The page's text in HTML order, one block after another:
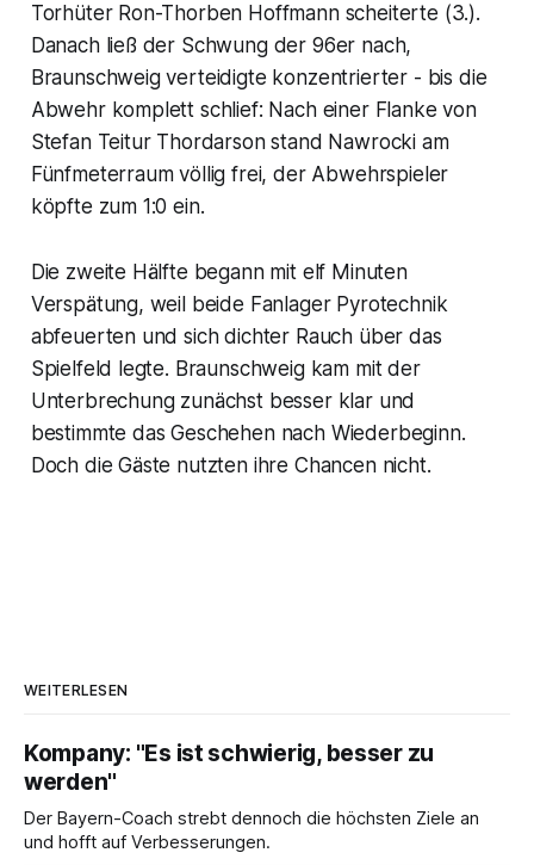
Torhüter Ron-Thorben Hoffmann scheiterte (3.).
Danach ließ der Schwung der 96er nach,
Braunschweig verteidigte konzentrierter - bis die
Abwehr komplett schlief: Nach einer Flanke von
Stefan Teitur Thordarson stand Nawrocki am
Fünfmeterraum völlig frei, der Abwehrspieler
köpfte zum 1:0 ein.
Die zweite Hälfte begann mit elf Minuten
Verspätung, weil beide Fanlager Pyrotechnik
abfeuerten und sich dichter Rauch über das
Spielfeld legte. Braunschweig kam mit der
Unterbrechung zunächst besser klar und
bestimmte das Geschehen nach Wiederbeginn.
Doch die Gäste nutzten ihre Chancen nicht.
WEITERLESEN
Kompany: "Es ist schwierig, besser zu
werden"
Der Bayern-Coach strebt dennoch die höchsten Ziele an
und hofft auf Verbesserungen.